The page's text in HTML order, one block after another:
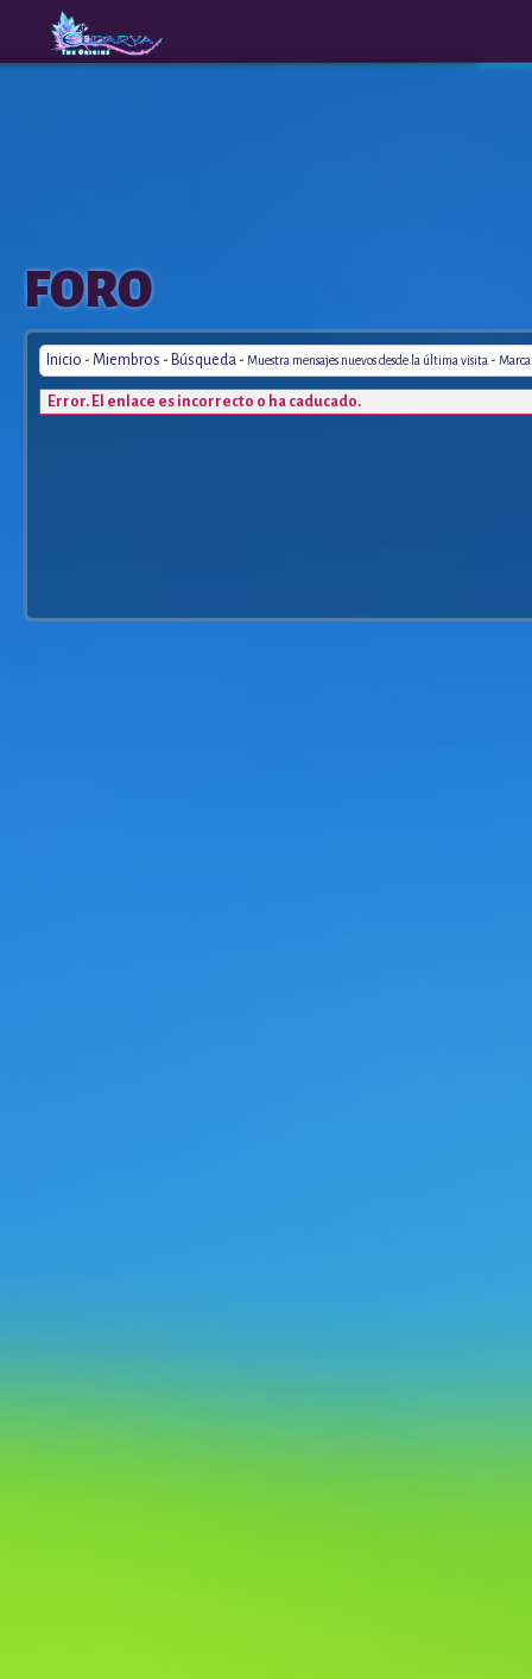
The
Origins
FORO
Inicio - Miembros - Búsqueda - Muestra mensajes nuevos desde la última visita - Marca
Error. El enlace es incorrecto o ha caducado.